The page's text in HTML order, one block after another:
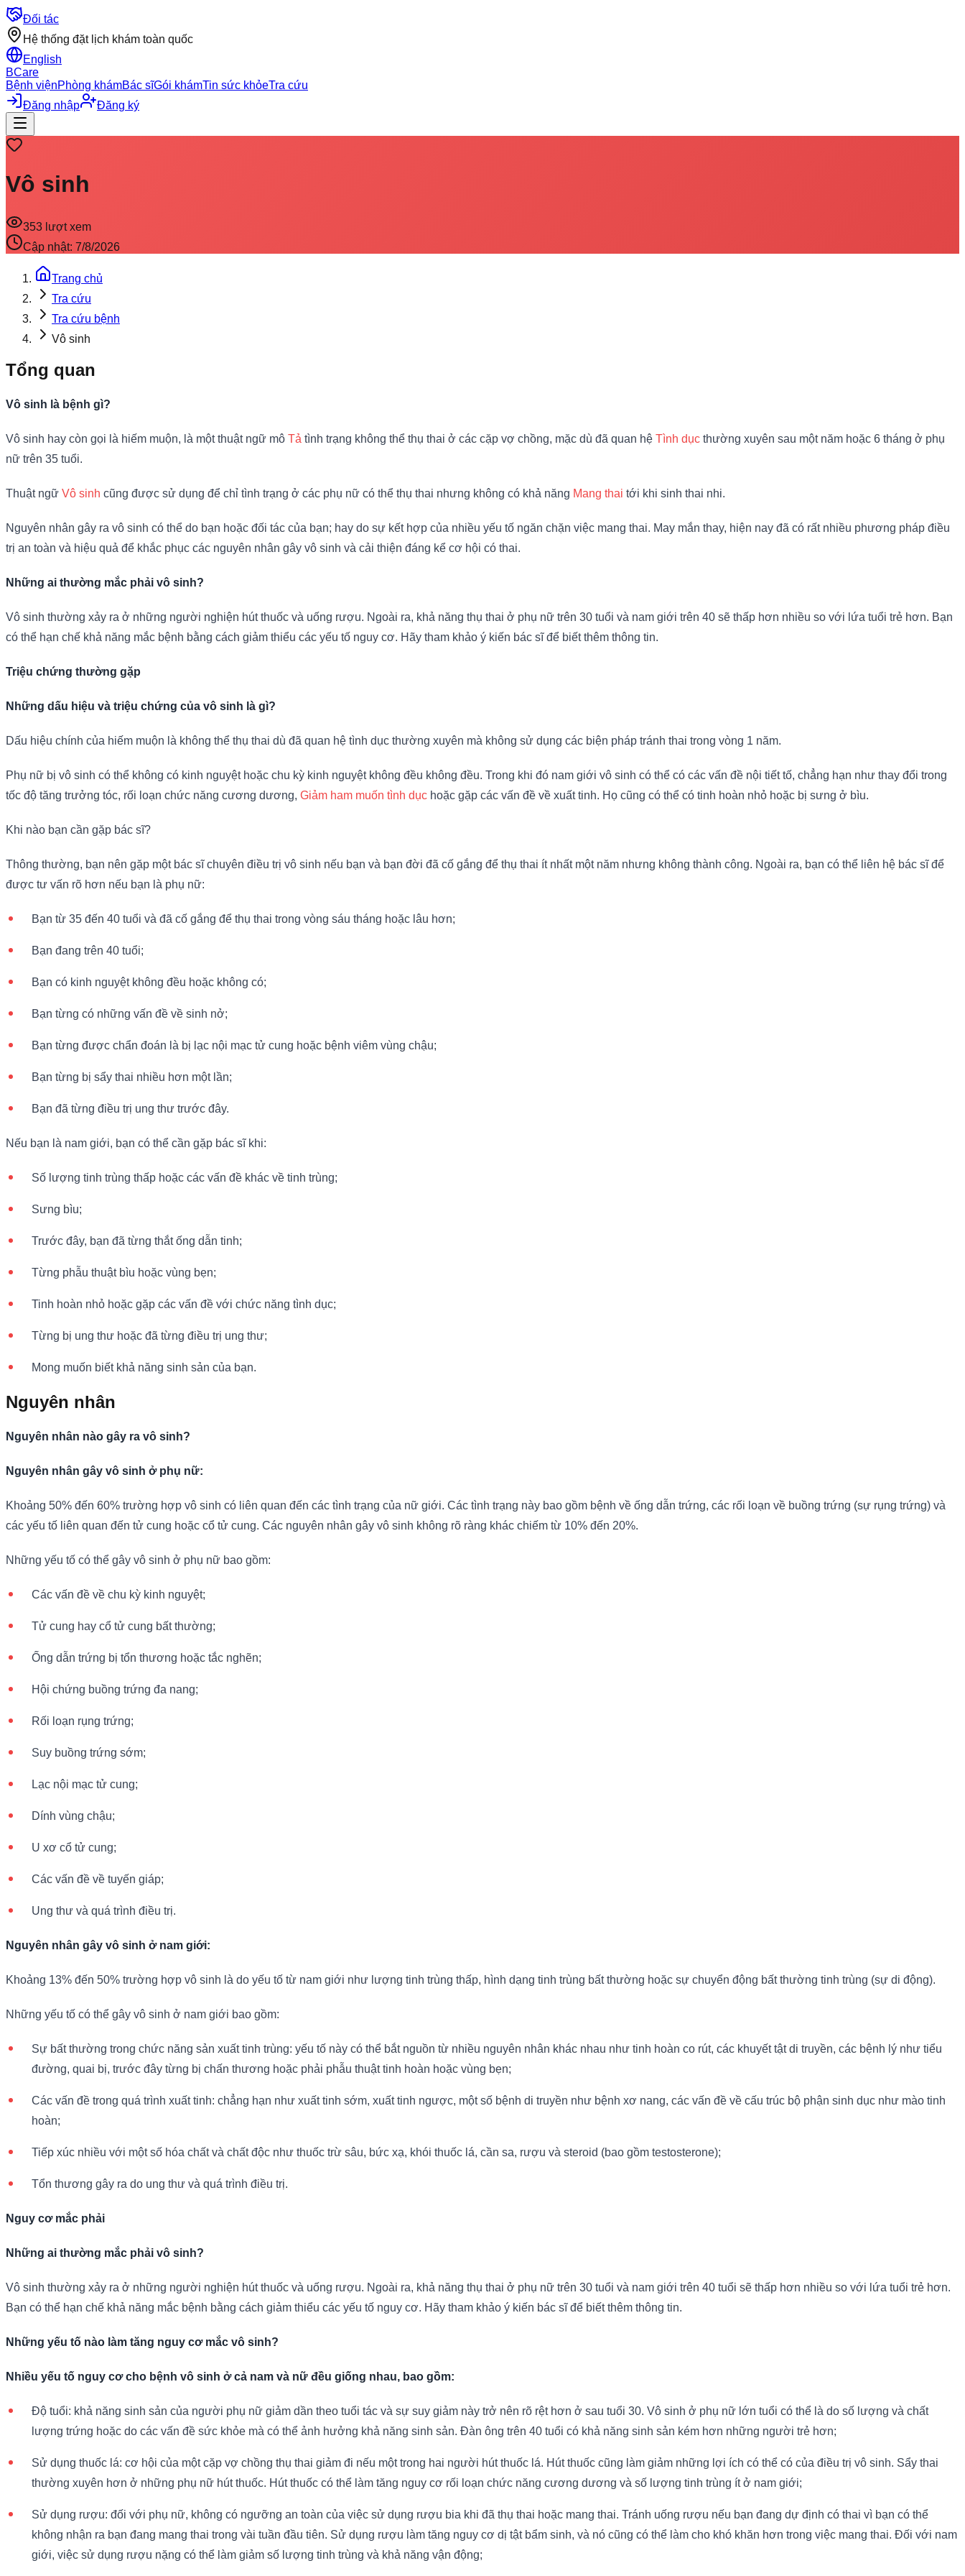
Đối tác
Hệ thống đặt lịch khám toàn quốc
English
BCare
Bệnh việnPhòng khámBác sĩGói khámTin sức khỏeTra cứu
Đăng nhập
Đăng ký
Vô sinh
353 lượt xem
Cập nhật: 7/8/2026
Trang chủ
Tra cứu
Tra cứu bệnh
Vô sinh
Tổng quan
Vô sinh là bệnh gì?
Vô sinh hay còn gọi là hiếm muộn, là một thuật ngữ mô Tả tình trạng không thể thụ thai ở các cặp vợ chồng, mặc dù đã quan hệ Tình dục thường xuyên sau một năm hoặc 6 tháng ở phụ
nữ trên 35 tuổi.
Thuật ngữ Vô sinh cũng được sử dụng để chỉ tình trạng ở các phụ nữ có thể thụ thai nhưng không có khả năng Mang thai tới khi sinh thai nhi.
Nguyên nhân gây ra vô sinh có thể do bạn hoặc đối tác của bạn; hay do sự kết hợp của nhiều yếu tố ngăn chặn việc mang thai. May mắn thay, hiện nay đã có rất nhiều phương pháp điều
trị an toàn và hiệu quả để khắc phục các nguyên nhân gây vô sinh và cải thiện đáng kể cơ hội có thai.
Những ai thường mắc phải vô sinh?
Vô sinh thường xảy ra ở những người nghiện hút thuốc và uống rượu. Ngoài ra, khả năng thụ thai ở phụ nữ trên 30 tuổi và nam giới trên 40 sẽ thấp hơn nhiều so với lứa tuổi trẻ hơn. Bạn
có thể hạn chế khả năng mắc bệnh bằng cách giảm thiểu các yếu tố nguy cơ. Hãy tham khảo ý kiến bác sĩ để biết thêm thông tin.
Triệu chứng thường gặp
Những dấu hiệu và triệu chứng của vô sinh là gì?
Dấu hiệu chính của hiếm muộn là không thể thụ thai dù đã quan hệ tình dục thường xuyên mà không sử dụng các biện pháp tránh thai trong vòng 1 năm.
Phụ nữ bị vô sinh có thể không có kinh nguyệt hoặc chu kỳ kinh nguyệt không đều không đều. Trong khi đó nam giới vô sinh có thể có các vấn đề nội tiết tố, chẳng hạn như thay đổi trong
tốc độ tăng trưởng tóc, rối loạn chức năng cương dương, Giảm ham muốn tình dục hoặc gặp các vấn đề về xuất tinh. Họ cũng có thể có tinh hoàn nhỏ hoặc bị sưng ở bìu.
Khi nào bạn cần gặp bác sĩ?
Thông thường, bạn nên gặp một bác sĩ chuyên điều trị vô sinh nếu bạn và bạn đời đã cố gắng để thụ thai ít nhất một năm nhưng không thành công. Ngoài ra, bạn có thể liên hệ bác sĩ để
được tư vấn rõ hơn nếu bạn là phụ nữ:
Bạn từ 35 đến 40 tuổi và đã cố gắng để thụ thai trong vòng sáu tháng hoặc lâu hơn;
Bạn đang trên 40 tuổi;
Bạn có kinh nguyệt không đều hoặc không có;
Bạn từng có những vấn đề về sinh nở;
Bạn từng được chẩn đoán là bị lạc nội mạc tử cung hoặc bệnh viêm vùng chậu;
Bạn từng bị sẩy thai nhiều hơn một lần;
Bạn đã từng điều trị ung thư trước đây.
Nếu bạn là nam giới, bạn có thể cần gặp bác sĩ khi:
Số lượng tinh trùng thấp hoặc các vấn đề khác về tinh trùng;
Sưng bìu;
Trước đây, bạn đã từng thắt ống dẫn tinh;
Từng phẫu thuật bìu hoặc vùng bẹn;
Tinh hoàn nhỏ hoặc gặp các vấn đề với chức năng tình dục;
Từng bị ung thư hoặc đã từng điều trị ung thư;
Mong muốn biết khả năng sinh sản của bạn.
Nguyên nhân
Nguyên nhân nào gây ra vô sinh?
Nguyên nhân gây vô sinh ở phụ nữ:
Khoảng 50% đến 60% trường hợp vô sinh có liên quan đến các tình trạng của nữ giới. Các tình trạng này bao gồm bệnh về ống dẫn trứng, các rối loạn về buồng trứng (sự rụng trứng) và
các yếu tố liên quan đến tử cung hoặc cổ tử cung. Các nguyên nhân gây vô sinh không rõ ràng khác chiếm từ 10% đến 20%.
Những yếu tố có thể gây vô sinh ở phụ nữ bao gồm:
Các vấn đề về chu kỳ kinh nguyệt;
Tử cung hay cổ tử cung bất thường;
Ống dẫn trứng bị tổn thương hoặc tắc nghẽn;
Hội chứng buồng trứng đa nang;
Rối loạn rụng trứng;
Suy buồng trứng sớm;
Lạc nội mạc tử cung;
Dính vùng chậu;
U xơ cổ tử cung;
Các vấn đề về tuyến giáp;
Ung thư và quá trình điều trị.
Nguyên nhân gây vô sinh ở nam giới:
Khoảng 13% đến 50% trường hợp vô sinh là do yếu tố từ nam giới như lượng tinh trùng thấp, hình dạng tinh trùng bất thường hoặc sự chuyển động bất thường tinh trùng (sự di động).
Những yếu tố có thể gây vô sinh ở nam giới bao gồm:
Sự bất thường trong chức năng sản xuất tinh trùng: yếu tố này có thể bắt nguồn từ nhiều nguyên nhân khác nhau như tinh hoàn co rút, các khuyết tật di truyền, các bệnh lý như tiểu
đường, quai bị, trước đây từng bị chấn thương hoặc phải phẫu thuật tinh hoàn hoặc vùng bẹn;
Các vấn đề trong quá trình xuất tinh: chẳng hạn như xuất tinh sớm, xuất tinh ngược, một số bệnh di truyền như bệnh xơ nang, các vấn đề về cấu trúc bộ phận sinh dục như mào tinh
hoàn;
Tiếp xúc nhiều với một số hóa chất và chất độc như thuốc trừ sâu, bức xạ, khói thuốc lá, cần sa, rượu và steroid (bao gồm testosterone);
Tổn thương gây ra do ung thư và quá trình điều trị.
Nguy cơ mắc phải
Những ai thường mắc phải vô sinh?
Vô sinh thường xảy ra ở những người nghiện hút thuốc và uống rượu. Ngoài ra, khả năng thụ thai ở phụ nữ trên 30 tuổi và nam giới trên 40 tuổi sẽ thấp hơn nhiều so với lứa tuổi trẻ hơn.
Bạn có thể hạn chế khả năng mắc bệnh bằng cách giảm thiểu các yếu tố nguy cơ. Hãy tham khảo ý kiến bác sĩ để biết thêm thông tin.
Những yếu tố nào làm tăng nguy cơ mắc vô sinh?
Nhiều yếu tố nguy cơ cho bệnh vô sinh ở cả nam và nữ đều giống nhau, bao gồm:
Độ tuổi: khả năng sinh sản của người phụ nữ giảm dần theo tuổi tác và sự suy giảm này trở nên rõ rệt hơn ở sau tuổi 30. Vô sinh ở phụ nữ lớn tuổi có thể là do số lượng và chất
lượng trứng hoặc do các vấn đề sức khỏe mà có thể ảnh hưởng khả năng sinh sản. Đàn ông trên 40 tuổi có khả năng sinh sản kém hơn những người trẻ hơn;
Sử dụng thuốc lá: cơ hội của một cặp vợ chồng thụ thai giảm đi nếu một trong hai người hút thuốc lá. Hút thuốc cũng làm giảm những lợi ích có thể có của điều trị vô sinh. Sẩy thai
thường xuyên hơn ở những phụ nữ hút thuốc. Hút thuốc có thể làm tăng nguy cơ rối loạn chức năng cương dương và số lượng tinh trùng ít ở nam giới;
Sử dụng rượu: đối với phụ nữ, không có ngưỡng an toàn của việc sử dụng rượu bia khi đã thụ thai hoặc mang thai. Tránh uống rượu nếu bạn đang dự định có thai vì bạn có thể
không nhận ra bạn đang mang thai trong vài tuần đầu tiên. Sử dụng rượu làm tăng nguy cơ dị tật bẩm sinh, và nó cũng có thể làm cho khó khăn hơn trong việc mang thai. Đối với nam
giới, việc sử dụng rượu nặng có thể làm giảm số lượng tinh trùng và khả năng vận động;